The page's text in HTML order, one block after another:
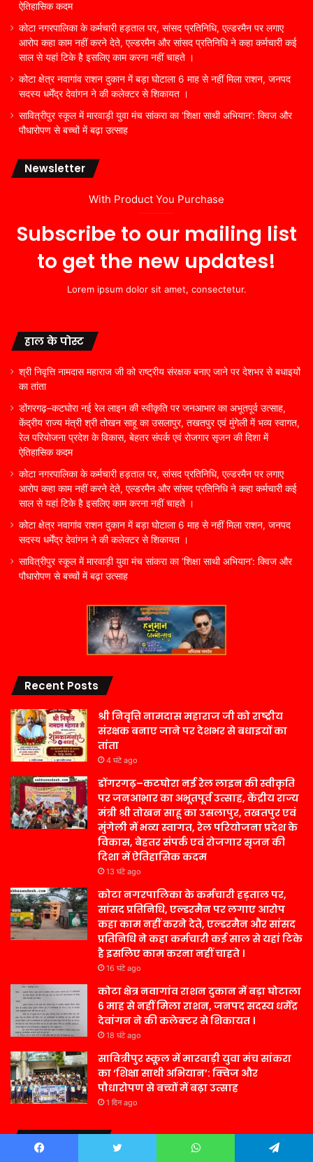
ऐतिहासिक कदम
कोटा नगरपालिका के कर्मचारी हड़ताल पर, सांसद प्रतिनिधि, एल्डरमैन पर लगाए
आरोप कहा काम नहीं करने देते, एल्डरमैन और सांसद प्रतिनिधि ने कहा कर्मचारी कई
साल से यहां टिके है इसलिए काम करना नहीं चाहते ।
कोटा क्षेत्र नवागांव राशन दुकान में बड़ा घोटाला 6 माह से नहीं मिला राशन, जनपद
सदस्य धर्मेंद्र देवांगन ने की कलेक्टर से शिकायत ।
सावित्रीपुर स्कूल में मारवाड़ी युवा मंच सांकरा का ‘शिक्षा साथी अभियान’: क्विज और
पौधारोपण से बच्चों में बढ़ा उत्साह
Newsletter
With Product You Purchase
Subscribe to our mailing list
to get the new updates!
Lorem ipsum dolor sit amet, consectetur.
हाल के पोस्ट
श्री निवृत्ति नामदास महाराज जी को राष्ट्रीय संरक्षक बनाए जाने पर देशभर से बधाइयों
का तांता
डोंगरगढ़–कटघोरा नई रेल लाइन की स्वीकृति पर जनआभार का अभूतपूर्व उत्साह,
केंद्रीय राज्य मंत्री श्री तोखन साहू का उसलापुर, तखतपुर एवं मुंगेली में भव्य स्वागत,
रेल परियोजना प्रदेश के विकास, बेहतर संपर्क एवं रोजगार सृजन की दिशा में
ऐतिहासिक कदम
कोटा नगरपालिका के कर्मचारी हड़ताल पर, सांसद प्रतिनिधि, एल्डरमैन पर लगाए
आरोप कहा काम नहीं करने देते, एल्डरमैन और सांसद प्रतिनिधि ने कहा कर्मचारी कई
साल से यहां टिके है इसलिए काम करना नहीं चाहते ।
कोटा क्षेत्र नवागांव राशन दुकान में बड़ा घोटाला 6 माह से नहीं मिला राशन, जनपद
सदस्य धर्मेंद्र देवांगन ने की कलेक्टर से शिकायत ।
सावित्रीपुर स्कूल में मारवाड़ी युवा मंच सांकरा का ‘शिक्षा साथी अभियान’: क्विज और
पौधारोपण से बच्चों में बढ़ा उत्साह
Recent Posts
श्री निवृत्ति नामदास महाराज जी को राष्ट्रीय
संरक्षक बनाए जाने पर देशभर से बधाइयों का
तांता
4 घंटे ago
डोंगरगढ़–कटघोरा नई रेल लाइन की स्वीकृति
पर जनआभार का अभूतपूर्व उत्साह, केंद्रीय राज्य
मंत्री श्री तोखन साहू का उसलापुर, तखतपुर एवं
मुंगेली में भव्य स्वागत, रेल परियोजना प्रदेश के
विकास, बेहतर संपर्क एवं रोजगार सृजन की
दिशा में ऐतिहासिक कदम
13 घंटे ago
कोटा नगरपालिका के कर्मचारी हड़ताल पर,
सांसद प्रतिनिधि, एल्डरमैन पर लगाए आरोप
कहा काम नहीं करने देते, एल्डरमैन और सांसद
प्रतिनिधि ने कहा कर्मचारी कई साल से यहां टिके
है इसलिए काम करना नहीं चाहते ।
16 घंटे ago
कोटा क्षेत्र नवागांव राशन दुकान में बड़ा घोटाला
6 माह से नहीं मिला राशन, जनपद सदस्य धर्मेंद्र
देवांगन ने की कलेक्टर से शिकायत ।
18 घंटे ago
सावित्रीपुर स्कूल में मारवाड़ी युवा मंच सांकरा
का ‘शिक्षा साथी अभियान’: क्विज और
पौधारोपण से बच्चों में बढ़ा उत्साह
1 दिन ago
Contact Us –